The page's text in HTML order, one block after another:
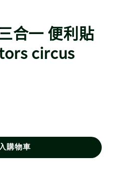
合一 便利貼
circus
購物車